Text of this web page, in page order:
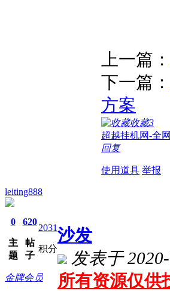
上一篇：
下一篇：
方案
收藏3
超越挂机网-全
回复
使用道具 举报
leiting888
0
主
题
620
帖
子
2031
积分
金牌会员
沙发
发表于
所有资源仅供